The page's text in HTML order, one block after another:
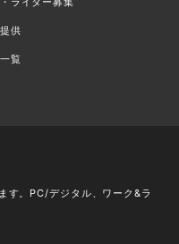
供
覧
す。PC/デジタル、ワーク&ラ